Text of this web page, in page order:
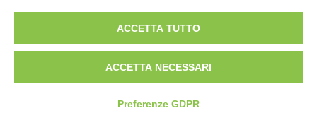
ATLETI AZZURRI
Bench Rest
ACCETTA TUTTO
ACCETTA NECESSARI
Preferenze GDPR